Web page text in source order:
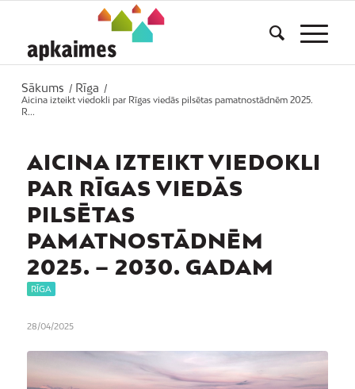
Sākums / Rīga
/
Aicina izteikt viedokli par Rīgas viedās pilsētas pamatnostādnēm 2025.
R...
AICINA IZTEIKT VIEDOKLI
PAR RĪGAS VIEDĀS
PILSĒTAS
PAMATNOSTĀDNĒM
2025. – 2030. GADAM
RĪGA
28/04/2025